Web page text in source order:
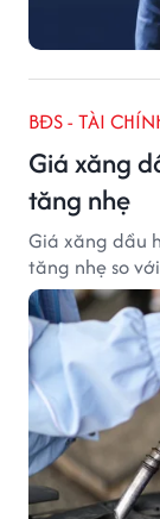
BĐS - TÀI
Giá xăng
tăng nhẹ
Giá xăng dầu
tăng nhẹ so